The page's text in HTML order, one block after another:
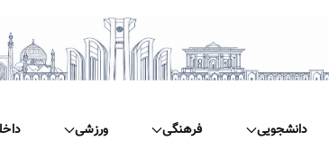
دانشجویی فرهنگی ورزشی